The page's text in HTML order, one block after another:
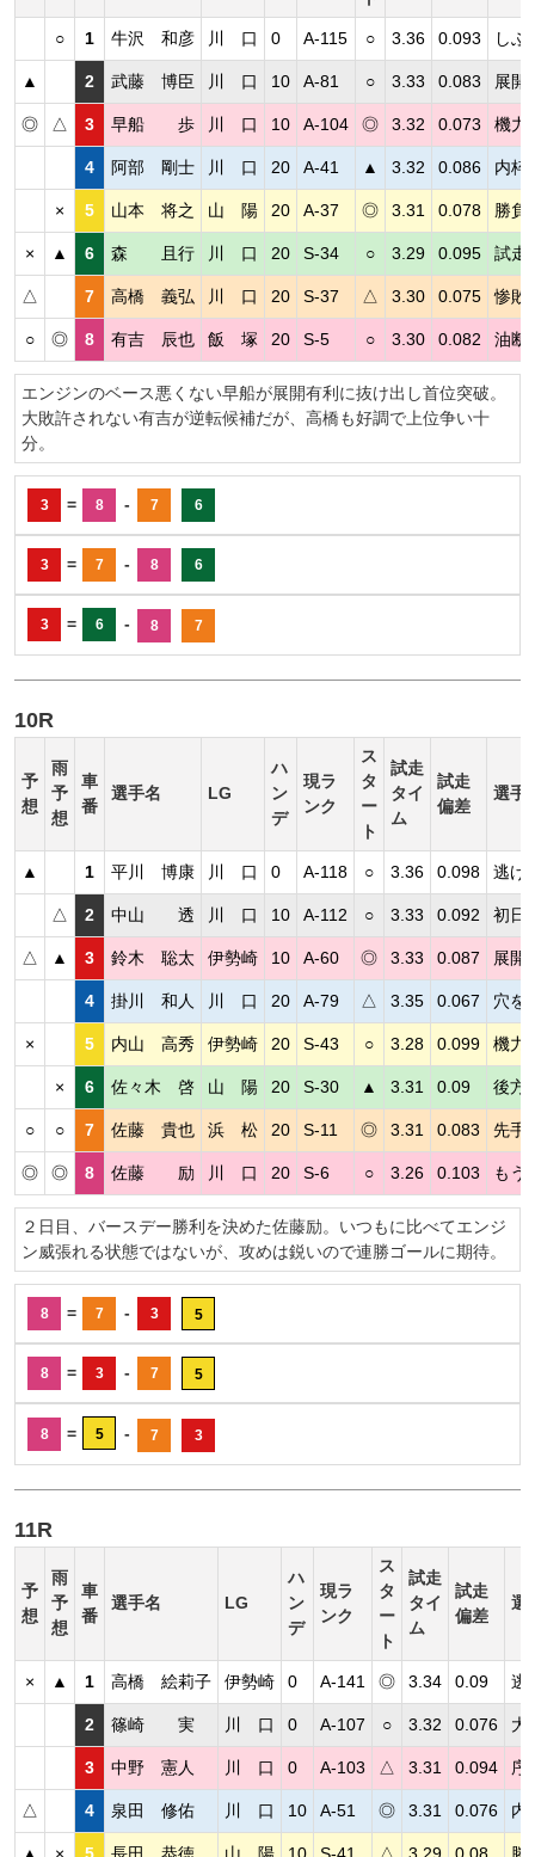
○ 1 牛沢 和彦 川 口 0 A-115 ○ 3.36 0.093 しぶ
▲ 2 武藤 博臣 川 口 10 A-81 ○ 3.33 0.083 展開
◎ △ 3 早船 歩 川 口 10 A-104 ◎ 3.32 0.073 機力
4 阿部 剛士 川 口 20 A-41 ▲ 3.32 0.086 内枠
× 5 山本 将之 山 陽 20 A-37 ◎ 3.31 0.078 勝負
× ▲ 6 森 且行 川 口 20 S-34 ○ 3.29 0.095 試走
△ 7 高橋 義弘 川 口 20 S-37 △ 3.30 0.075 惨敗
○ ◎ 8 有吉 辰也 飯 塚 20 S-5 ○ 3.30 0.082 油断
エンジンのベース悪くない早船が展開有利に抜け出し首位突破。
大敗許されない有吉が逆転候補だが、高橋も好調で上位争い十
分。
3 = 8 - 7 6
3 = 7 - 8 6
3 = 6 - 8 7
10R
予
想
雨
予
想
車
番
選手名 LG
ハ
ン
デ
現ラ
ンク
ス
タ
ー
ト
試走
タイ
ム
試走
偏差
選手
▲ 1 平川 博康 川 口 0 A-118 ○ 3.36 0.098 逃げ
△ 2 中山 透 川 口 10 A-112 ○ 3.33 0.092 初日
△ ▲ 3 鈴木 聡太 伊勢崎 10 A-60 ◎ 3.33 0.087 展開
4 掛川 和人 川 口 20 A-79 △ 3.35 0.067 穴を
× 5 内山 高秀 伊勢崎 20 S-43 ○ 3.28 0.099 機力
× 6 佐々木 啓 山 陽 20 S-30 ▲ 3.31 0.09 後方
○ ○ 7 佐藤 貴也 浜 松 20 S-11 ◎ 3.31 0.083 先手
◎ ◎ 8 佐藤 励 川 口 20 S-6 ○ 3.26 0.103 もう
２日目、バースデー勝利を決めた佐藤励。いつもに比べてエンジ
ン威張れる状態ではないが、攻めは鋭いので連勝ゴールに期待。
8 = 7 - 3 5
8 = 3 - 7 5
8 = 5 - 7 3
11R
予
想
雨
予
想
車
番
選手名 LG
ハ
ン
デ
現ラ
ンク
ス
タ
ー
ト
試走
タイ
ム
試走
偏差
選
× ▲ 1 高橋 絵莉子 伊勢崎 0 A-141 ◎ 3.34 0.09 逃
2 篠崎 実 川 口 0 A-107 ○ 3.32 0.076 大
3 中野 憲人 川 口 0 A-103 △ 3.31 0.094 序
△ 4 泉田 修佑 川 口 10 A-51 ◎ 3.31 0.076 内
▲ × 5 長田 恭徳 山 陽 10 S-41 △ 3.29 0.08 勝